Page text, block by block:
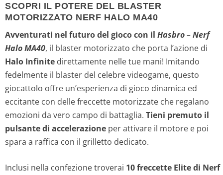
e
z
z
o
o
r
i
g
e
z
z
o
a
t
t
u
SCOPRI IL POTERE DEL BLASTER
MOTORIZZATO NERF HALO MA40
Avventurati nel futuro del gioco con il Hasbro – Nerf
Halo MA40, il blaster motorizzato che porta l’azione di
Halo Infinite direttamente nelle tue mani! Imitando
fedelmente il blaster del celebre videogame, questo
giocattolo offre un’esperienza di gioco dinamica ed
eccitante con delle freccette motorizzate che regalano
emozioni da vero campo di battaglia. Tieni premuto il
pulsante di accelerazione per attivare il motore e poi
spara a raffica con il grilletto dedicato.
Inclusi nella confezione troverai 10 freccette Elite di Nerf